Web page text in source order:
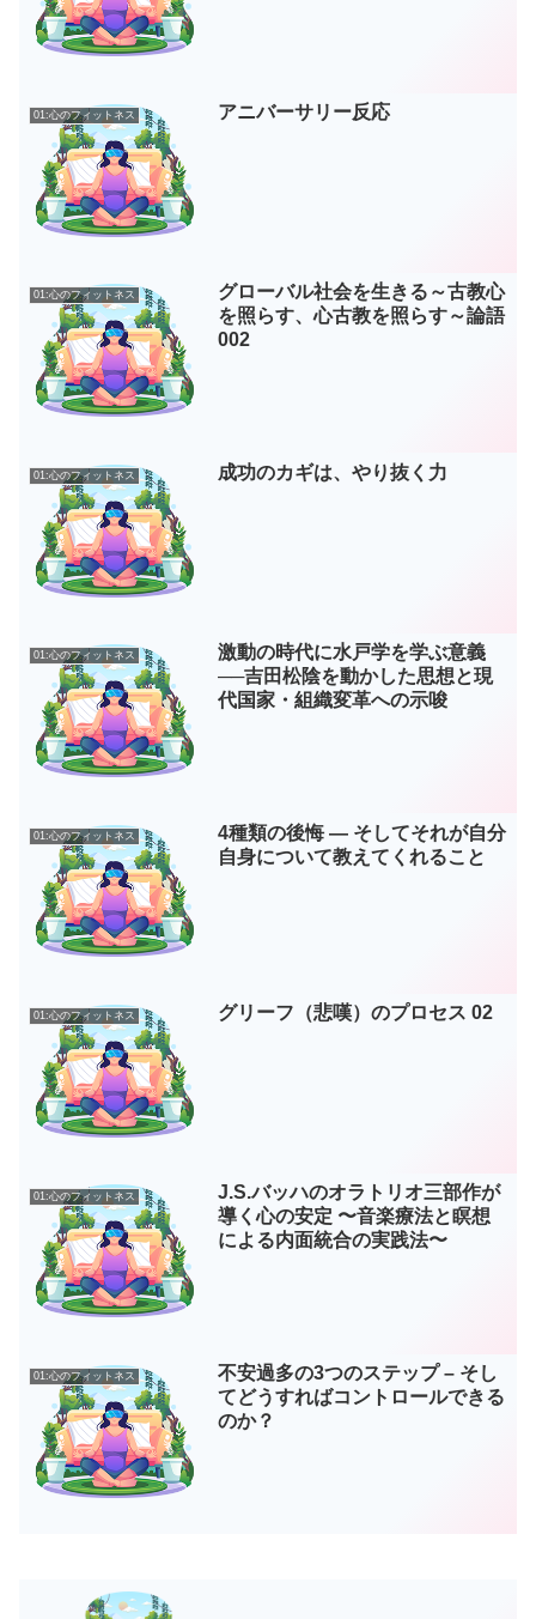
01:心のフィットネス アニバーサリー反応
01:心のフィットネス
グローバル社会を生きる～古教心
を照らす、心古教を照らす～論語
002
01:心のフィットネス 成功のカギは、やり抜く力
01:心のフィットネス
激動の時代に水戸学を学ぶ意義
──吉田松陰を動かした思想と現
代国家・組織変革への示唆
01:心のフィットネス
4種類の後悔 ― そしてそれが自分
自身について教えてくれること
01:心のフィットネス グリーフ（悲嘆）のプロセス 02
01:心のフィットネス
J.S.バッハのオラトリオ三部作が
導く心の安定 〜音楽療法と瞑想
による内面統合の実践法〜
01:心のフィットネス
不安過多の3つのステップ – そし
てどうすればコントロールできる
のか？